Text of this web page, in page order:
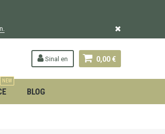
0,00 €
Sinal en
NEW
BLOG